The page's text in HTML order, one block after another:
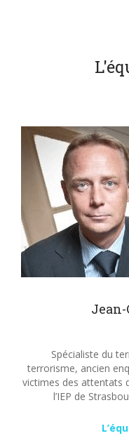
Spécialiste du
terrorisme, ancien
victimes des attentats
l’IEP de